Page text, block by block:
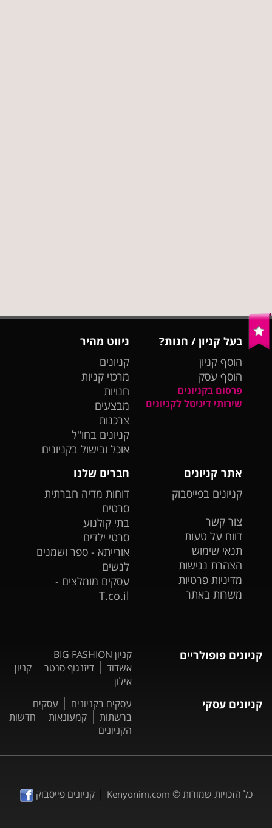
בעל קניון / חנות?
הוסף קניון
הוסף עסק
פרסום בקניונים
שירותי דיגיטל לקניונים
ניווט מהיר
קניונים
מרכזי קניות
חנויות
מבצעים
צרכנות
קניונים בחו"ל
אוכל ובישול בקניונים
אתר קניונים
קניונים בפייסבוק
צור קשר
דווח על טעות
תנאי שימוש
הצהרת נגישות
מדיניות פרטיות
משרות באתר
חברים שלנו
דוחות מדיה חברתית
סרטים
בתי קולנוע
סרטי ילדים
אורייתא - ספר ושמנים
לנשים
עסקים מומלצים -
T.co.il
קניונים פופולריים
קניון BIG FASHION
אשדוד
דיזנגוף סנטר
קניון
אילון
קניונים עסקי עסקים בקניונים
עסקים
ברשתות
קמעונאות
חדשות
הקניונים
כל הזכויות שמורות © Kenyonim.com
|קניונים פייסבוק